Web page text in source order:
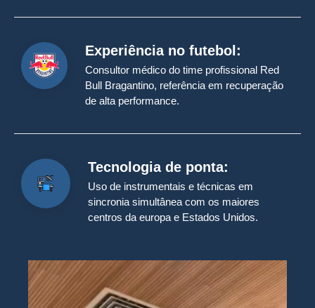
Experiência no futebol:
Consultor médico do time profissional Red
Bull Bragantino, referência em recuperação
de alta performance.
Tecnologia de ponta:
Uso de instrumentais e técnicas em
sincronia simultânea com os maiores
centros da europa e Estados Unidos.